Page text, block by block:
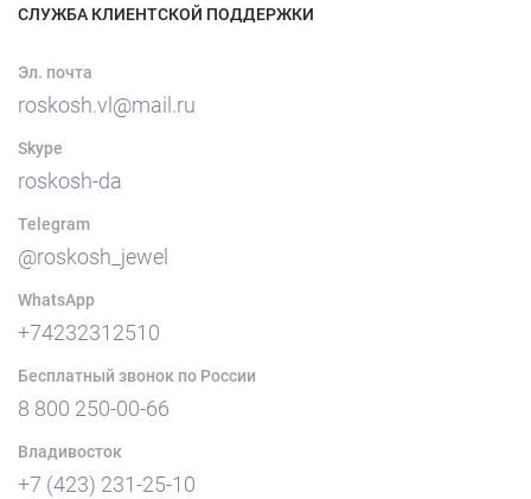
СЛУЖБА КЛИЕНТСКОЙ ПОДДЕРЖКИ
Эл. почта
roskosh.vl@mail.ru
Skype
roskosh-da
Telegram
@roskosh_jewel
WhatsApp
+74232312510
Бесплатный звонок по России
8 800 250-00-66
Владивосток
+7 (423) 231-25-10